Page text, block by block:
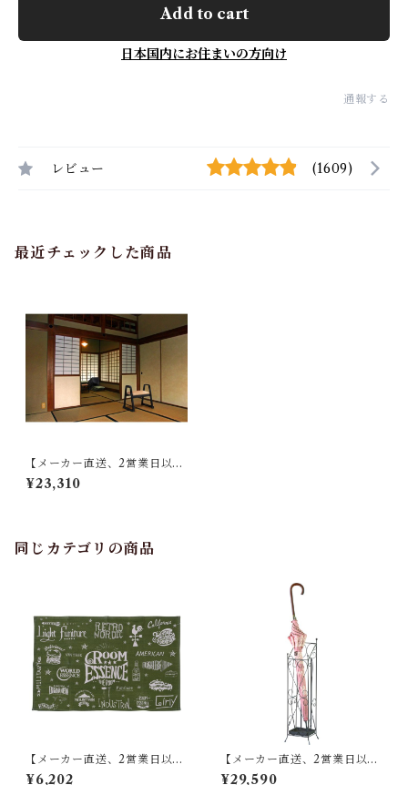
Add to cart
日本国内にお住まいの方向け
通報する
レビュー (1609)
最近チェックした商品
【メーカー直送、2営業日以内
に発送】東谷 ハンドル付きス
ツール W56×D43×H52×SH3
¥23,310
同じカテゴリの商品
【メーカー直送、2営業日以内
に発送】東谷 ラグ W90×D13
¥6,202
【メーカー直送、2営業日以内
に発送】【8個セット】 東谷
¥29,590